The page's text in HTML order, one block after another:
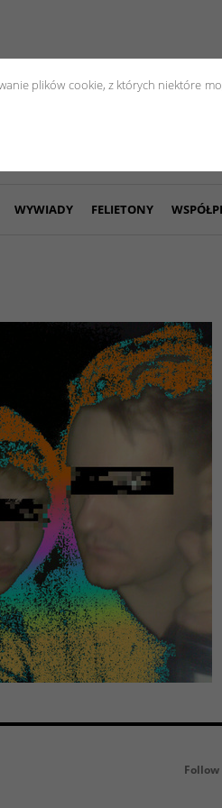
plików cookie, z których niektóre
WYWIADY FELIETONY